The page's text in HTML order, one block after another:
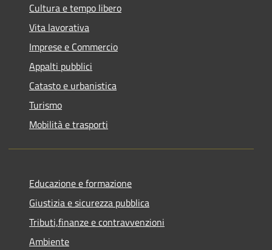
Cultura e tempo libero
Vita lavorativa
Imprese e Commercio
Appalti pubblici
Catasto e urbanistica
Turismo
Mobilità e trasporti
Educazione e formazione
Giustizia e sicurezza pubblica
Tributi,finanze e contravvenzioni
Ambiente